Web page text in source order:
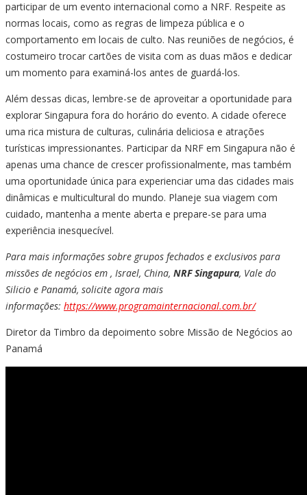
participar de um evento internacional como a NRF. Respeite as
normas locais, como as regras de limpeza pública e o
comportamento em locais de culto. Nas reuniões de negócios, é
costumeiro trocar cartões de visita com as duas mãos e dedicar
um momento para examiná-los antes de guardá-los.
Além dessas dicas, lembre-se de aproveitar a oportunidade para
explorar Singapura fora do horário do evento. A cidade oferece
uma rica mistura de culturas, culinária deliciosa e atrações
turísticas impressionantes. Participar da NRF em Singapura não é
apenas uma chance de crescer profissionalmente, mas também
uma oportunidade única para experienciar uma das cidades mais
dinâmicas e multicultural do mundo. Planeje sua viagem com
cuidado, mantenha a mente aberta e prepare-se para uma
experiência inesquecível.
Para mais informações sobre grupos fechados e exclusivos para
missões de negócios em , Israel, China, NRF Singapura, Vale do
Silicio e Panamá, solicite agora mais
informações: https://www.programainternacional.com.br/
Diretor da Timbro da depoimento sobre Missão de Negócios ao
Panamá